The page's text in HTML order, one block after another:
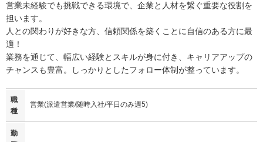
営業未経験でも挑戦できる環境で、企業と人材を繋ぐ重要な役割を
担います。
人との関わりが好きな方、信頼関係を築くことに自信のある方に最
適！
業務を通じて、幅広い経験とスキルが身に付き、キャリアアップの
チャンスも豊富。しっかりとしたフォロー体制が整っています。
職
種
営業(派遣営業/随時入社/平日のみ週5)
勤